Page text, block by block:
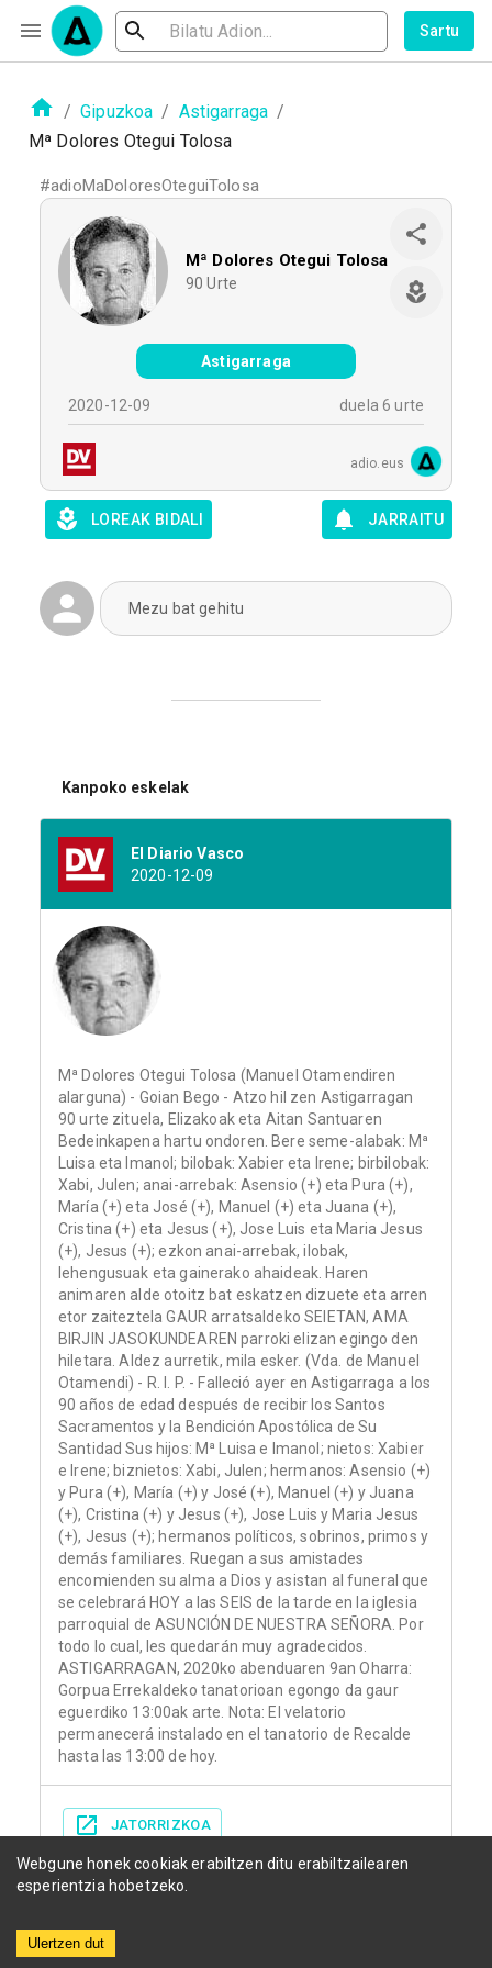
Sartu
Herriak
/ Gipuzkoa / Astigarraga /
Mª Dolores Otegui Tolosa
#adioMaDoloresOteguiTolosa
Mª Dolores Otegui Tolosa
90 Urte
Astigarraga
2020-12-09 duela 6 urte
adio.eus
LOREAK BIDALI JARRAITU
Mezu bat gehitu
Kanpoko eskelak
El Diario Vasco
2020-12-09
Mª Dolores Otegui Tolosa (Manuel Otamendiren
alarguna) - Goian Bego - Atzo hil zen Astigarragan
90 urte zituela, Elizakoak eta Aitan Santuaren
Bedeinkapena hartu ondoren. Bere seme-alabak: Mª
Luisa eta Imanol; bilobak: Xabier eta Irene; birbilobak:
Xabi, Julen; anai-arrebak: Asensio (+) eta Pura (+),
María (+) eta José (+), Manuel (+) eta Juana (+),
Cristina (+) eta Jesus (+), Jose Luis eta Maria Jesus
(+), Jesus (+); ezkon anai-arrebak, ilobak,
lehengusuak eta gainerako ahaideak. Haren
animaren alde otoitz bat eskatzen dizuete eta arren
etor zaiteztela GAUR arratsaldeko SEIETAN, AMA
BIRJIN JASOKUNDEAREN parroki elizan egingo den
hiletara. Aldez aurretik, mila esker. (Vda. de Manuel
Otamendi) - R. I. P. - Falleció ayer en Astigarraga a los
90 años de edad después de recibir los Santos
Sacramentos y la Bendición Apostólica de Su
Santidad Sus hijos: Mª Luisa e Imanol; nietos: Xabier
e Irene; biznietos: Xabi, Julen; hermanos: Asensio (+)
y Pura (+), María (+) y José (+), Manuel (+) y Juana
(+), Cristina (+) y Jesus (+), Jose Luis y Maria Jesus
(+), Jesus (+); hermanos políticos, sobrinos, primos y
demás familiares. Ruegan a sus amistades
encomienden su alma a Dios y asistan al funeral que
se celebrará HOY a las SEIS de la tarde en la iglesia
parroquial de ASUNCIÓN DE NUESTRA SEÑORA. Por
todo lo cual, les quedarán muy agradecidos.
ASTIGARRAGAN, 2020ko abenduaren 9an Oharra:
Gorpua Errekaldeko tanatorioan egongo da gaur
eguerdiko 13:00ak arte. Nota: El velatorio
permanecerá instalado en el tanatorio de Recalde
hasta las 13:00 de hoy.
JATORRIZKOA
Webgune honek cookiak erabiltzen ditu erabiltzailearen
esperientzia hobetzeko.
Ulertzen dut